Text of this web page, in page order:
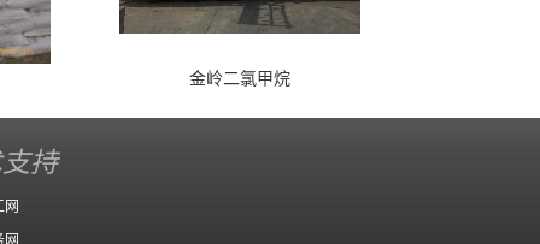
金岭二氯甲烷
持
网
网